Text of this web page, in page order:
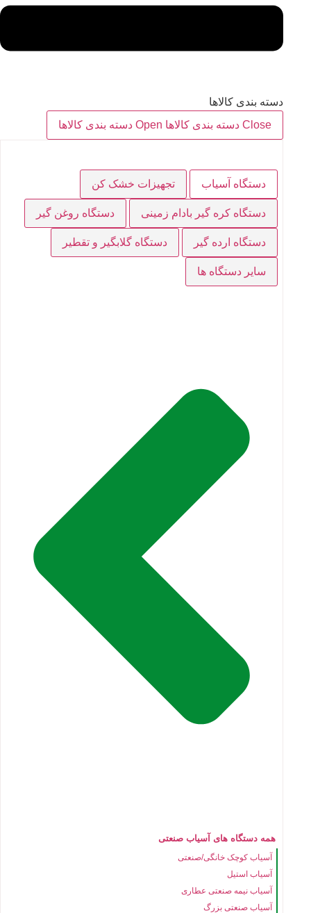
دسته بندی کالاها
Close دسته بندی کالاها
Open دسته بندی کالاها
دستگاه آسیاب تجهیزات خشک کن
دستگاه کره گیر بادام زمینی دستگاه روغن گیر
دستگاه ارده گیر دستگاه گلابگیر و تقطیر
سایر دستگاه ها
همه دستگاه های آسیاب صنعتی
آسیاب کوچک خانگی/صنعتی
آسیاب استیل
آسیاب نیمه صنعتی عطاری
آسیاب صنعتی بزرگ